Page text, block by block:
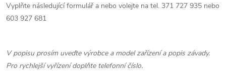
í
r
Vyplňte následující formulář a nebo volejte na tel. 371 727 935 nebo
603 927 681
V popisu prosím uveďte výrobce a model zařízení a popis závady.
Pro rychlejší vyřízení doplňte telefonní číslo.